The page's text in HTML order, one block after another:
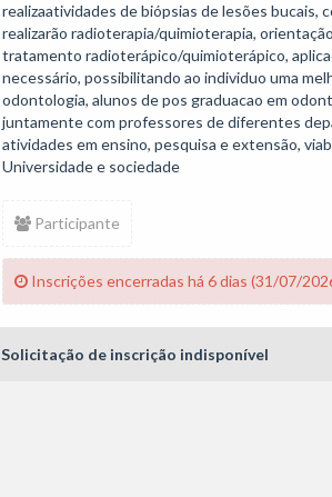
realizaatividades de biópsias de lesões
realizarão radioterapia/quimioterapia,
tratamento radioterápico/quimioterápico,
necessário, possibilitando ao individuo uma
odontologia, alunos de pos graduacao em
juntamente com professores de diferentes
atividades em ensino, pesquisa e extensão,
Universidade e sociedade
Participante
Inscrições encerradas há 6 dias (31/07/
Solicitação de inscrição indisponível